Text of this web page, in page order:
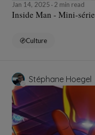
Jan 14, 2025 2 min read
Inside Man - Mini-série
Culture
Stéphane Hoegel